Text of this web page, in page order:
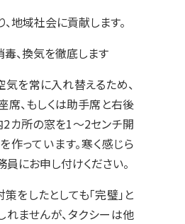
地域社会に貢献します。
、換気を徹底します
を常に入れ替えるため、
、もしくは助手席と右後
2カ所の窓を1～2センチ開
作っています。寒く感じら
にお申し付けください。
をしたとしても「完璧」と
れませんが、タクシーは他